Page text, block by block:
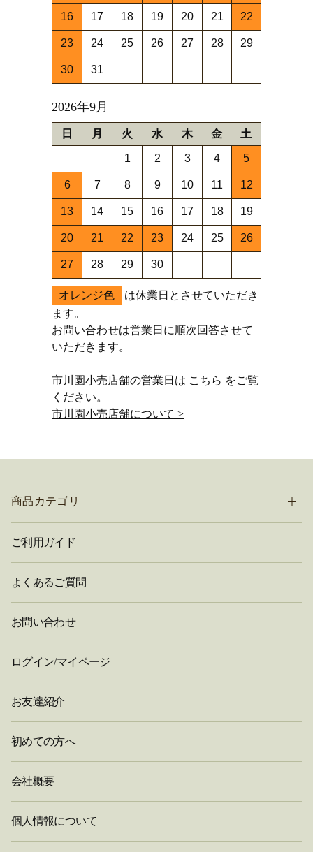
16 17 18 19 20 21 22
23 24 25 26 27 28 29
30 31
2026年9月
日 月 火 水 木 金 土
1 2 3 4 5
6 7 8 9 10 11 12
13 14 15 16 17 18 19
20 21 22 23 24 25 26
27 28 29 30
オレンジ色
は休業日とさせていただき
ます。
お問い合わせは営業日に順次回答させて
いただきます。
市川園小売店舗の営業日は こちら をご覧
ください。
市川園小売店舗について >
商品カテゴリ
ご利用ガイド
よくあるご質問
お問い合わせ
ログイン/マイページ
お友達紹介
初めての方へ
会社概要
個人情報について